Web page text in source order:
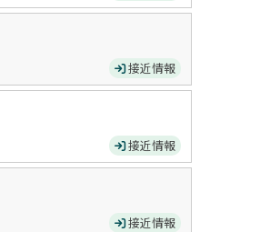
接近情報
接近情報
接近情報